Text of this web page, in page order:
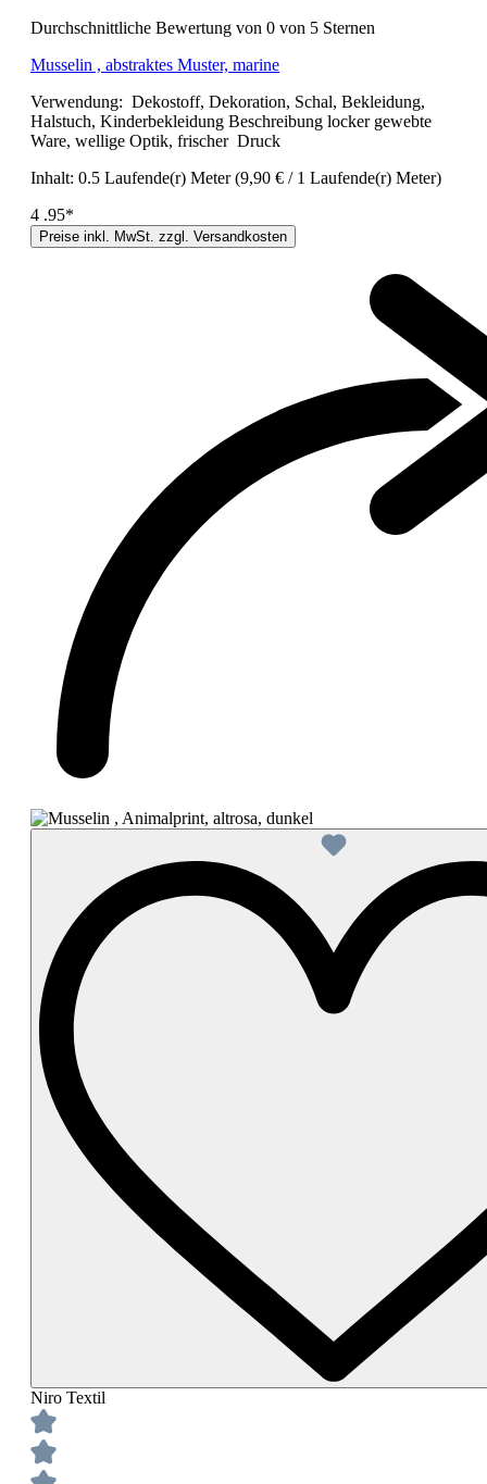
Durchschnittliche Bewertung von 0 von 5 Sternen
Musselin , abstraktes Muster, marine
Verwendung: Dekostoff, Dekoration, Schal, Bekleidung,
Halstuch, Kinderbekleidung Beschreibung locker gewebte
Ware, wellige Optik, frischer Druck
Inhalt: 0.5 Laufende(r) Meter(9,90 € / 1 Laufende(r) Meter)
4 .95*
Preise inkl. MwSt. zzgl. Versandkosten
Niro Textil